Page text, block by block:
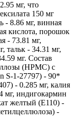
мг, что
150 мг
- 8.86 мг, винная
кислота, порошок
- 73.81 мг,
тальк - 34.31 мг,
мг. Состав
(HPMC) с
S-1-27797) - 90*
- 0.285 мг, калия
мг, индигокармин
желтый (E110) -
-